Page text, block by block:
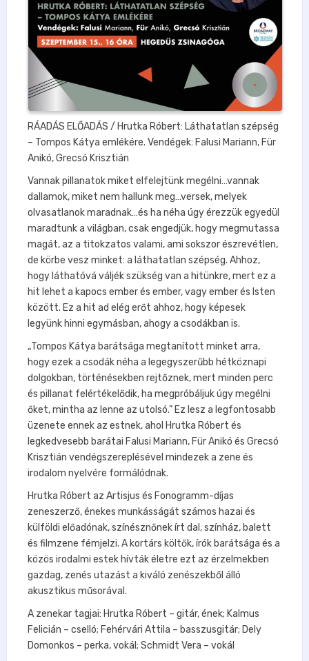
RÁADÁS ELŐADÁS / Hrutka Róbert: Láthatatlan szépség
– Tompos Kátya emlékére. Vendégek: Falusi Mariann, Für
Anikó, Grecsó Krisztián
Vannak pillanatok miket elfelejtünk megélni…vannak
dallamok, miket nem hallunk meg…versek, melyek
olvasatlanok maradnak…és ha néha úgy érezzük egyedül
maradtunk a világban, csak engedjük, hogy megmutassa
magát, az a titokzatos valami, ami sokszor észrevétlen,
de körbe vesz minket: a láthatatlan szépség. Ahhoz,
hogy láthatóvá váljék szükség van a hitünkre, mert ez a
hit lehet a kapocs ember és ember, vagy ember és Isten
között. Ez a hit ad elég erőt ahhoz, hogy képesek
legyünk hinni egymásban, ahogy a csodákban is.
„Tompos Kátya barátsága megtanított minket arra,
hogy ezek a csodák néha a legegyszerűbb hétköznapi
dolgokban, történésekben rejtőznek, mert minden perc
és pillanat felértékelődik, ha megpróbáljuk úgy megélni
őket, mintha az lenne az utolsó.” Ez lesz a legfontosabb
üzenete ennek az estnek, ahol Hrutka Róbert és
legkedvesebb barátai Falusi Mariann, Für Anikó és Grecsó
Krisztián vendégszereplésével mindezek a zene és
irodalom nyelvére formálódnak.
Hrutka Róbert az Artisjus és Fonogramm-díjas
zeneszerző, énekes munkásságát számos hazai és
külföldi előadónak, színésznőnek írt dal, színház, balett
és filmzene fémjelzi. A kortárs költők, írók barátsága és a
közös irodalmi estek hívták életre ezt az érzelmekben
gazdag, zenés utazást a kiváló zenészekből álló
akusztikus műsorával.
A zenekar tagjai: Hrutka Róbert – gitár, ének; Kalmus
Felicián – cselló; Fehérvári Attila – basszusgitár; Dely
Domonkos – perka, vokál; Schmidt Vera – vokál